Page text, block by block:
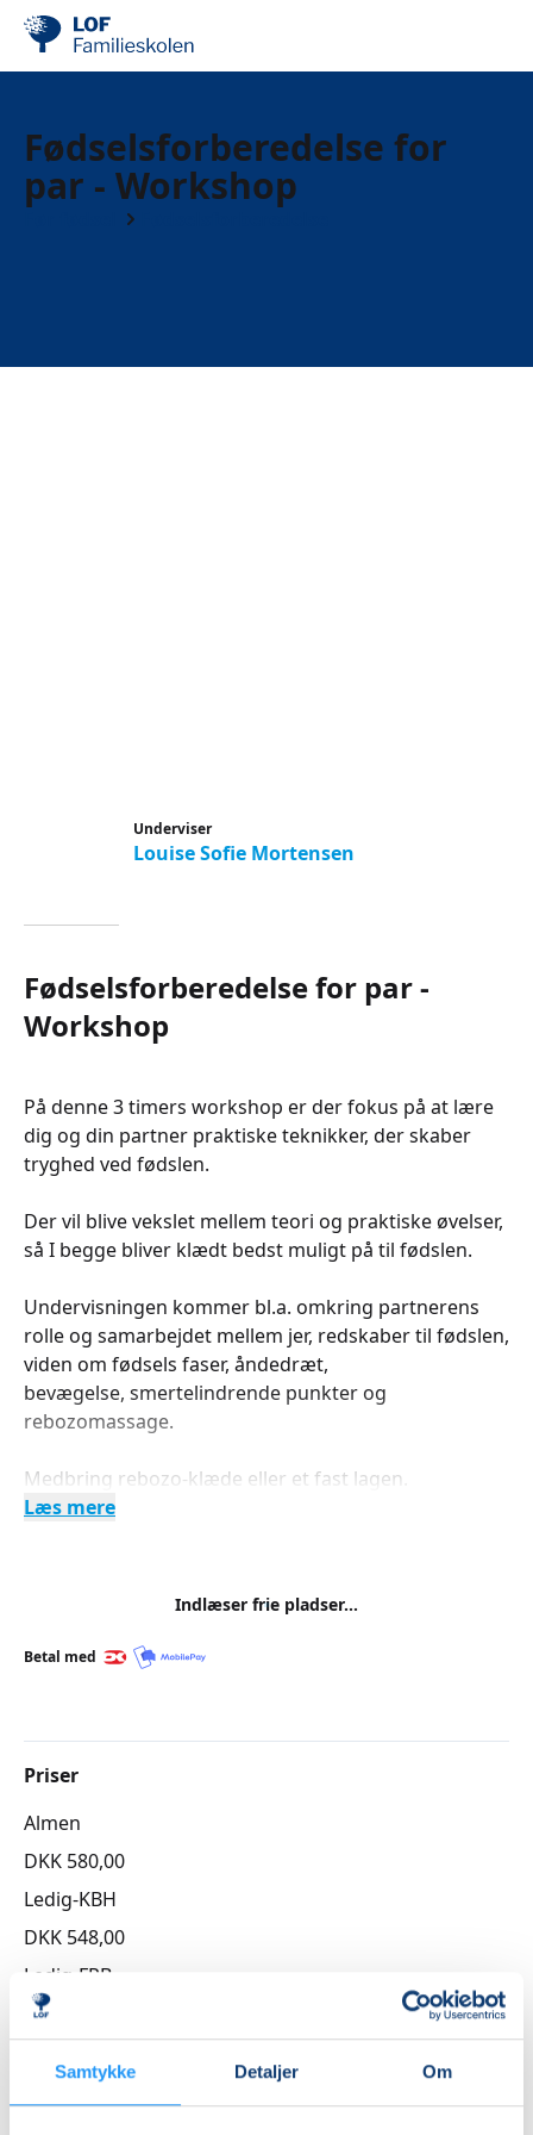
Samtykke Detaljer Om
Fødselsforberedelse for
par - Workshop
Underviser
Louise Sofie Mortensen
Fødselsforberedelse for par -
Workshop
På denne 3 timers workshop er der fokus på at lære
dig og din partner praktiske teknikker, der skaber
tryghed ved fødslen.
Der vil blive vekslet mellem teori og praktiske øvelser,
så I begge bliver klædt bedst muligt på til fødslen.
Undervisningen kommer bl.a. omkring partnerens
rolle og samarbejdet mellem jer, redskaber til fødslen,
viden om fødsels faser, åndedræt,
bevægelse, smertelindrende punkter og
rebozomassage.
Medbring rebozo-klæde eller et fast lagen.
Læs mere
Indlæser frie pladser...
Betal med
Priser
Almen
DKK 580,00
Ledig-KBH
DKK 548,00
Ledig-FRB
DKK 552,00
DKK 548,00